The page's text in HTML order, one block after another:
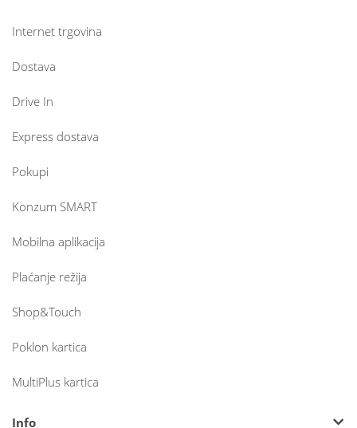
Internet trgovina
Dostava
Drive In
Express dostava
Pokupi
Konzum SMART
Mobilna aplikacija
Plaćanje režija
Shop&Touch
Poklon kartica
MultiPlus kartica
Info